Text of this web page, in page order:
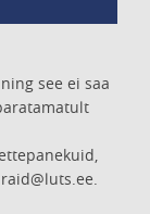
see ei saa